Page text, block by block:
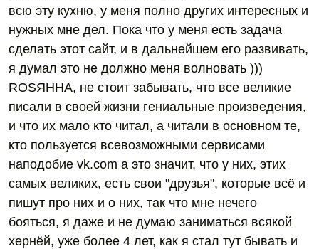
всю эту кухню, у меня полно других интересных и
нужных мне дел. Пока что у меня есть задача
сделать этот сайт, и в дальнейшем его развивать,
я думал это не должно меня волновать )))
ROSЯННА, не стоит забывать, что все великие
писали в своей жизни гениальные произведения,
и что их мало кто читал, а читали в основном те,
кто пользуется всевозможными сервисами
наподобие vk.com а это значит, что у них, этих
самых великих, есть свои "друзья", которые всё и
пишут про них и о них, так что мне нечего
бояться, я даже и не думаю заниматься всякой
хернёй, уже более 4 лет, как я стал тут бывать и